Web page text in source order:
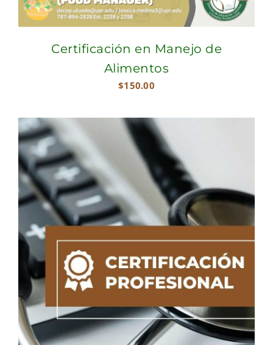
Certificación en Manejo de
Alimentos
$150.00